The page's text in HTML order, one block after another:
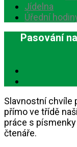
Jídelna
Úřední
Pasování
Slavnostní chvíle
přímo ve třídě
práce s
čtenáře.